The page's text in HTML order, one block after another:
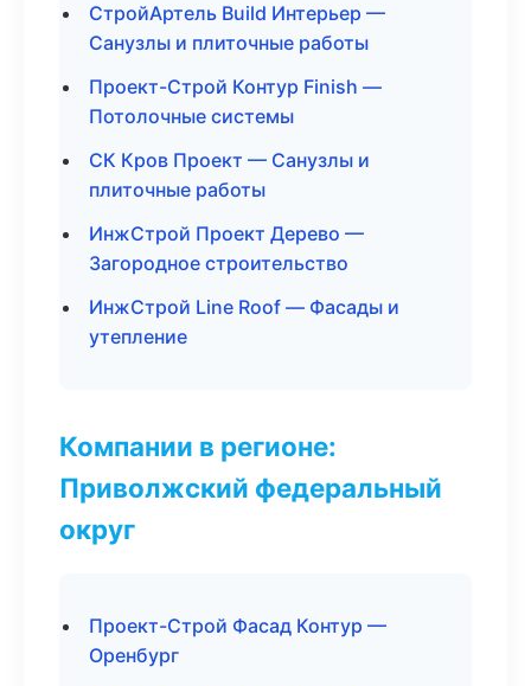
СтройАртель Build Интерьер —
Санузлы и плиточные работы
Проект-Строй Контур Finish —
Потолочные системы
СК Кров Проект — Санузлы и
плиточные работы
ИнжСтрой Проект Дерево —
Загородное строительство
ИнжСтрой Line Roof — Фасады и
утепление
Компании в регионе:
Приволжский федеральный
округ
Проект-Строй Фасад Контур —
Оренбург